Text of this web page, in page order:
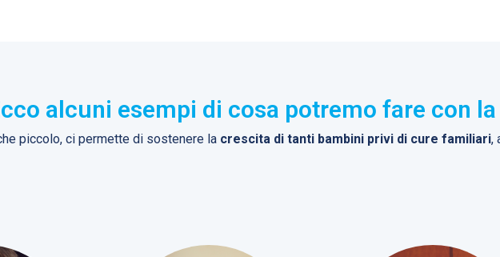
alcuni esempi di cosa potremo fare con
piccolo, ci permette di sostenere la crescita di tanti bambini privi di cure familiari,